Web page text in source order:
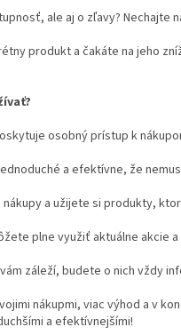
ale aj o zľavy?
produkt a čakáte na jeho
osobný prístup k
a efektívne, že
a užijete si produkty,
plne využiť aktuálne akcie
záleží, budete o nich vždy
nákupmi, viac výhod a v
a efektívnejšími!